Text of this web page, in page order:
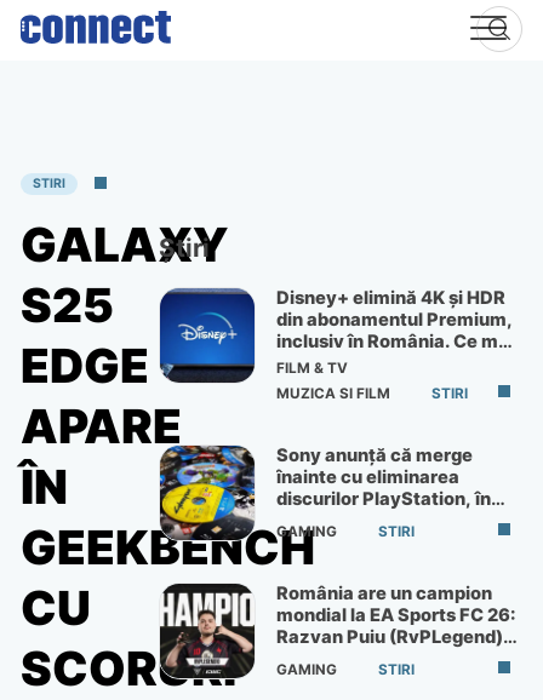
Skip
STIRI
GALAXY
S25
EDGE
APARE
ÎN
GEEKBENCH
CU
SCORURI
Știri
Disney+ elimină 4K și HDR
din abonamentul Premium,
inclusiv în România. Ce mai
primești de 60 lei pe lună
FILM & TV
MUZICA SI FILM
STIRI
Sony anunță că merge
înainte cu eliminarea
discurilor PlayStation, în
ciuda protestelor
GAMING STIRI
România are un campion
mondial la EA Sports FC 26:
Razvan Puiu (RvPLegend)
câștigă turneul de la Paris
GAMING STIRI